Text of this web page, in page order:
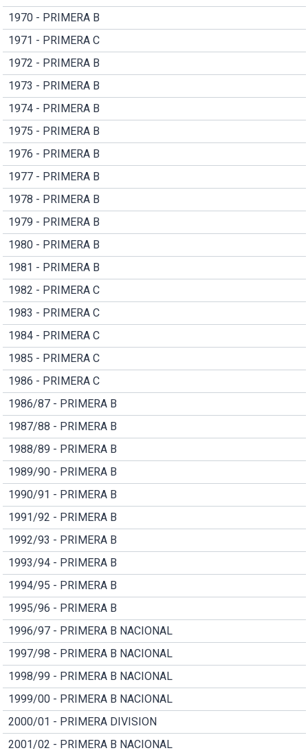
1970 - PRIMERA B
1971 - PRIMERA C
1972 - PRIMERA B
1973 - PRIMERA B
1974 - PRIMERA B
1975 - PRIMERA B
1976 - PRIMERA B
1977 - PRIMERA B
1978 - PRIMERA B
1979 - PRIMERA B
1980 - PRIMERA B
1981 - PRIMERA B
1982 - PRIMERA C
1983 - PRIMERA C
1984 - PRIMERA C
1985 - PRIMERA C
1986 - PRIMERA C
1986/87 - PRIMERA B
1987/88 - PRIMERA B
1988/89 - PRIMERA B
1989/90 - PRIMERA B
1990/91 - PRIMERA B
1991/92 - PRIMERA B
1992/93 - PRIMERA B
1993/94 - PRIMERA B
1994/95 - PRIMERA B
1995/96 - PRIMERA B
1996/97 - PRIMERA B NACIONAL
1997/98 - PRIMERA B NACIONAL
1998/99 - PRIMERA B NACIONAL
1999/00 - PRIMERA B NACIONAL
2000/01 - PRIMERA DIVISION
2001/02 - PRIMERA B NACIONAL